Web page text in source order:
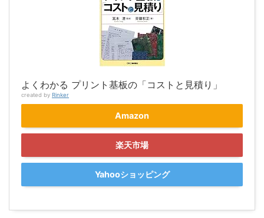
よくわかる プリント基板の「コストと見積り」
created by Rinker
Amazon
楽天市場
Yahooショッピング